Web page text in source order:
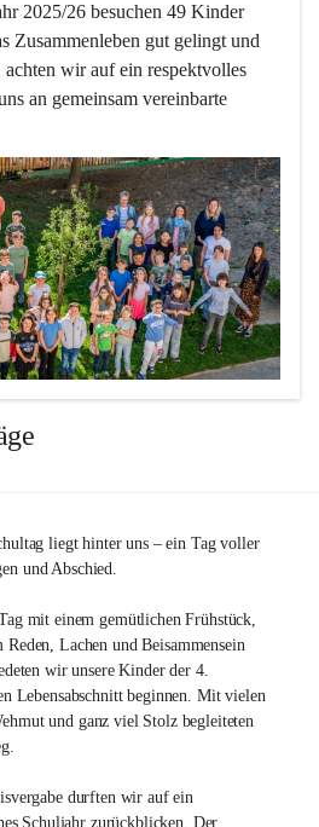
2025/26 besuchen 49 Kinder
Zusammenleben gut gelingt und
wir auf ein respektvolles
an gemeinsam vereinbarte
Unterrichtsformen
zu schaffen.
und zu üben.
SchülerInnen zu fördern.
ihre Stärken erkennen und ihre
Lern-, Spiel- und
individuellen Bedürfnisse und
liegt hinter uns – ein Tag voller
und Abschied.
mit einem gemütlichen Frühstück,
Lachen und Beisammensein
wir unsere Kinder der 4.
Lebensabschnitt beginnen. Mit vielen
und ganz viel Stolz begleiteten
durften wir auf ein
Schuljahr zurückblicken. Der